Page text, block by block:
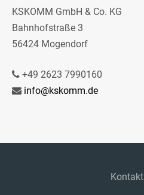
KSKOMM GmbH & Co. KG
Bahnhofstraße 3
56424 Mogendorf
+49 2623 7990160
info@kskomm.de
Kontakt